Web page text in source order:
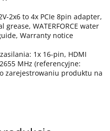
2x6 to 4x PCIe 8pin adapter,
WATERFORCE water
Warranty notice
zasilania: 1x 16-pin, HDMI
MHz (referencyjne:
zarejestrowaniu produktu na